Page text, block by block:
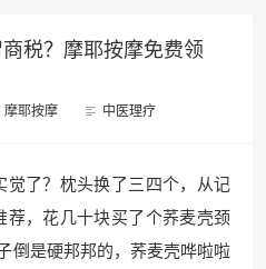
税？摩耶按摩免费领
摩耶按摩 中医理疗
了？枕头换了三四个，从记
，花几十块买了个荞麦壳颈
倒是硬邦邦的，荞麦壳哗啦啦